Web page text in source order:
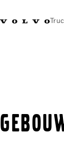
Services
Over ons